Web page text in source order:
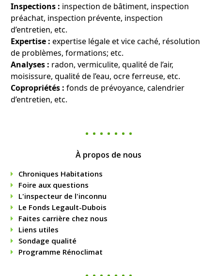
Inspections : inspection de bâtiment, inspection
préachat, inspection prévente, inspection
d’entretien, etc.
Expertise :expertise légale et vice caché, résolution
de problèmes, formations; etc.
Analyses : radon, vermiculite, qualité de l’air,
moisissure, qualité de l’eau, ocre ferreuse, etc.
Copropriétés : fonds de prévoyance, calendrier
d’entretien, etc.
À propos de nous
Chroniques Habitations
Foire aux questions
L'inspecteur de l'inconnu
Le Fonds Legault-Dubois
Faites carrière chez nous
Liens utiles
Sondage qualité
Programme Rénoclimat